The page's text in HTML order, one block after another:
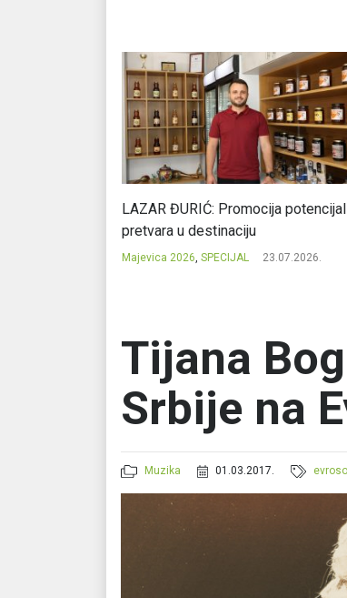
LAZAR ĐURIĆ: Promocija potencijal
pretvara u destinaciju
Majevica 2026, SPECIJAL 23.07.2026.
Tijana
Srbije na
Muzika 01.03.2017.